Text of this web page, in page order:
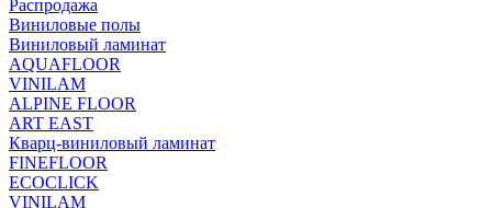
Распродажа
Виниловые полы
Виниловый ламинат
AQUAFLOOR
VINILAM
ALPINE FLOOR
ART EAST
Кварц-виниловый ламинат
FINEFLOOR
ECOCLICK
VINILAM